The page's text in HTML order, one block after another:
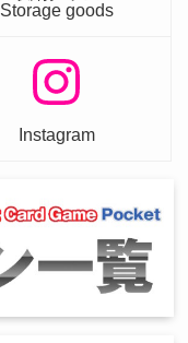
Storage goods
Instagram